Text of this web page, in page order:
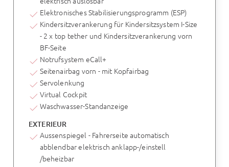
Elektronisches Stabilisierungsprogramm (ESP)
Kindersitzverankerung für Kindersitzsystem I-Size
- 2 x top tether und Kindersitzverankerung vorn
BF-Seite
Notrufsystem eCall+
Seitenairbag vorn - mit Kopfairbag
Servolenkung
Virtual Cockpit
Waschwasser-Standanzeige
EXTERIEUR
Aussenspiegel - Fahrerseite automatisch
abblendbar elektrisch anklapp-/einstell
/beheizbar